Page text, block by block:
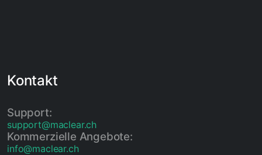
Kontakt
Support:
support@maclear.ch
Kommerzielle Angebote:
info@maclear.ch